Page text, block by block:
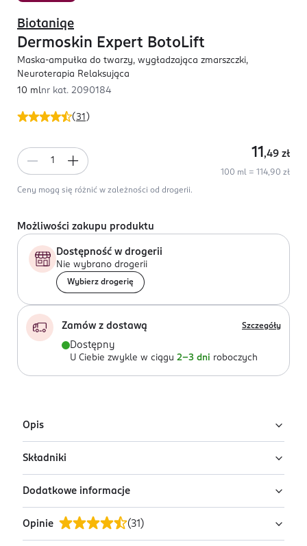
(31 )
Biotaniqe
Dermoskin Expert BotoLift
Maska-ampułka do twarzy, wygładzająca zmarszczki,
Neuroterapia Relaksująca
10 mlnr kat. 2090184
11 ,49 zł
100 ml = 114,90 zł
Ceny mogą się różnić w zależności od drogerii.
Możliwości zakupu produktu
Dostępność w drogerii
Nie wybrano drogerii
Wybierz drogerię
Zamów z dostawą Szczegóły
Dostępny
U Ciebie zwykle w ciągu 2-3 dni roboczych
Opis
Maska wygładzająca opracowana z myślą o cerze
dojrzałej. Wyraźnie eliminuje zmarszczki na twarzy oraz
spektakularnie wygładza szyję (zwalcza syndrom tech
neck). Głęboko i długotrwale nawilża skórę, poprawia
jej gęstość i elastyczność.
Składniki
Ingredients: : AQUA, CAPRYLIC/CAPRIC TRIGLYCERIDE,
GLYCERIN, BUTYROSPERMUM PARKII BUTTER,
TRIPELARGONIN, DIMETHICONE, CETEARYL GLUCOSIDE,
CETEARYL ALCOHOL, SORBITAN OLIVATE, BUTYLENE
Dodatkowe informacje
PRZYGOTOWANIE I STOSOWANIE
Na oczyszczonej skórze twarzy i szyi rozprowadź
Opinie (31 )